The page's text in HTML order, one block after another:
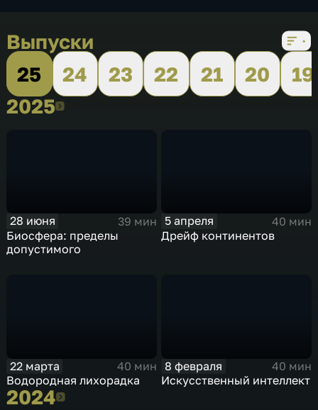
Выпуски
25
24 23 22 21 20
19
20252025
28 июня
39 мин
Биосфера: пределы
допустимого
5 апреля
40 мин
Дрейф континентов
22 марта
40 мин
Водородная лихорадка
8 февраля
40 мин
Искусственный интеллект
20242024